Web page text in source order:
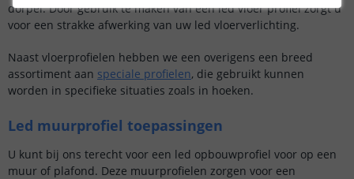
dorpel. Door gebruik te maken van een led vloer profiel zorgt u
voor een strakke afwerking van uw led vloerverlichting.
Naast vloerprofielen hebben we een overigens een breed
assortiment aan speciale profielen, die gebruikt kunnen
worden in specifieke situaties zoals in hoeken.
Led muurprofiel toepassingen
U kunt bij ons terecht voor een led opbouwprofiel voor op een
muur of plafond. Deze muurprofielen zorgen voor een